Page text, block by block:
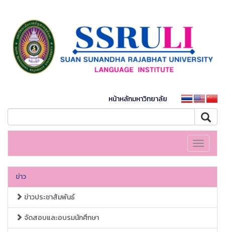
หน้าหลักมหาวิทยาลัย
Toggle
ข่าว
ข่าวประชาสัมพันธ์
จัดสอบและอบรมนักศึกษา